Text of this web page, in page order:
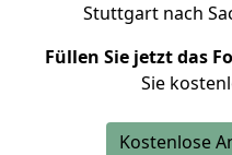
Stuttgart nach
Füllen Sie jetzt das
Sie
Kostenlose